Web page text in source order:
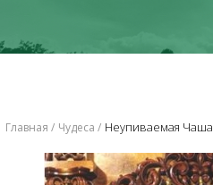
Главная Чудеса ​Неупиваемая Чаша